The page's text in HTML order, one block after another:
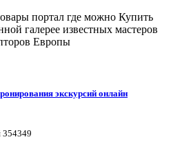
портал где можно Купить
галерее известных мастеров
Европы
экскурсий онлайн
354349